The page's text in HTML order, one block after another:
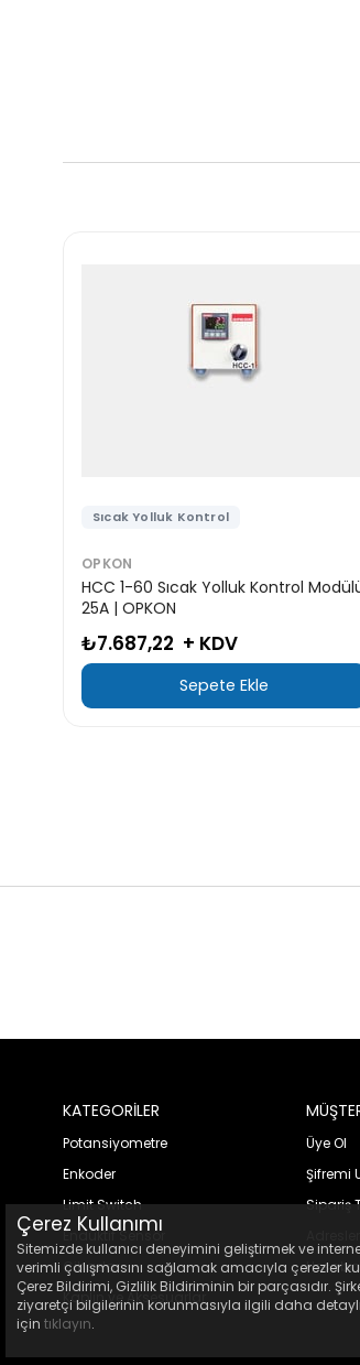
Sıcak Yolluk Kontrol
OPKON
HCC 1-60 Sıcak Yolluk Kontrol
25A | OPKON
₺7.687,22 + KDV
Sepete Ekle
KATEGORİLER
Potansiyometre
Enkoder
Limit Switch
Endüktif Sensör
Cihazlar
Kaplin ve Aksesuarlar
Üye Ol
Şifremi
Sipariş
Çerez Kullanımı
Sitemizde kullanıcı deneyimini geliştirmek ve
verimli çalışmasını sağlamak amacıyla çerezler
Çerez Bildirimi, Gizlilik Bildiriminin bir parçasıdır.
ziyaretçi bilgilerinin korunmasıyla ilgili daha
için tıklayın.